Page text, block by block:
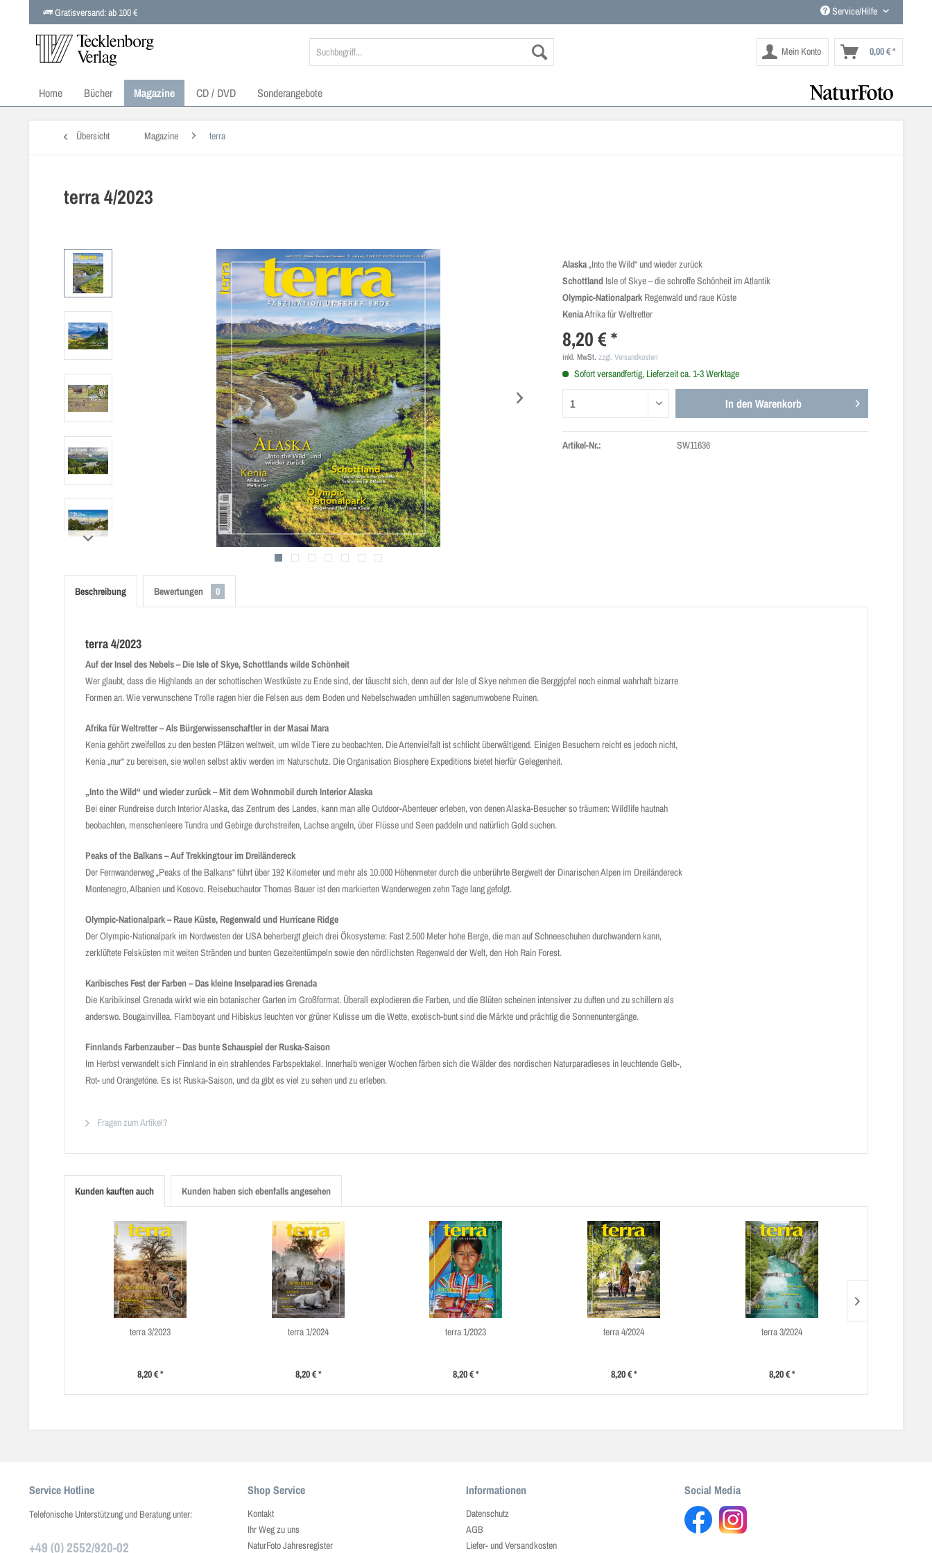
Gratisversand: ab 100 € Service/Hilfe
Mein Konto 0,00 € *
Home Bücher Magazine CD / DVD Sonderangebote
Übersicht Magazine terra
terra 4/2023
Alaska„Into the Wild“ und wieder zurück
Schottland Isle of Skye – die schroffe Schönheit im Atlantik
Olympic-Nationalpark Regenwald und raue Küste
KeniaAfrika für Weltretter
8,20 € *
inkl. MwSt.zzgl. Versandkosten
Sofort versandfertig, Lieferzeit ca. 1-3 Werktage
In den Warenkorb
Artikel-Nr.: SW11636
Beschreibung Bewertungen 0
terra 4/2023
Auf der Insel des Nebels – Die Isle of Skye, Schottlands wilde Schönheit
Wer glaubt, dass die Highlands an der schottischen Westküste zu Ende sind, der täuscht sich, denn auf der Isle of Skye nehmen die Berggipfel noch einmal wahrhaft bizarre
Formen an. Wie verwunschene Trolle ragen hier die Felsen aus dem Boden und Nebelschwaden umhüllen sagenumwobene Ruinen.
Afrika für Weltretter – Als Bürgerwissenschaftler in der Masai Mara
Kenia gehört zweifellos zu den besten Plätzen weltweit, um wilde Tiere zu beobachten. Die Artenvielfalt ist schlicht überwältigend. Einigen Besuchern reicht es jedoch nicht,
Kenia „nur“ zu bereisen, sie wollen selbst aktiv werden im Naturschutz. Die Organisation Biosphere Expeditions bietet hierfür Gelegenheit.
„Into the Wild“ und wieder zurück – Mit dem Wohnmobil durch Interior Alaska
Bei einer Rundreise durch Interior Alaska, das Zentrum des Landes, kann man alle Outdoor-Abenteuer erleben, von denen Alaska-Besucher so träumen: Wildlife hautnah
beobachten, menschenleere Tundra und Gebirge durch­streifen, Lachse angeln, über Flüsse und Seen paddeln und natürlich Gold suchen.
Peaks of the Balkans – Auf Trekkingtour im Dreiländereck
Der Fernwanderweg „Peaks of the Balkans“ führt über 192 Kilometer und mehr als 10.000 Höhenmeter durch die unberührte Bergwelt der Dinarischen Alpen im Dreiländereck
Montenegro, Albanien und Kosovo. Reisebuchautor Thomas Bauer ist den markierten Wanderwegen zehn Tage lang gefolgt.
Olympic-Nationalpark – Raue Küste, Regenwald und Hurricane Ridge
Der Olympic-Nationalpark im Nordwesten der USA beherbergt gleich drei Ökosysteme: Fast 2.500 Meter hohe Berge, die man auf Schnee­schuhen durchwandern kann,
zerklüftete Fels­küsten mit weiten Stränden und bunten Gezeitentümpeln sowie den nördlichsten Regenwald der Welt, den Hoh Rain Forest.
Karibisches Fest der Farben – Das kleine Inselparadies Grenada
Die Karibikinsel Grenada wirkt wie ein botanischer Garten im Großformat. Überall explo­dieren die Farben, und die Blüten scheinen intensiver zu duften und zu schillern als
anderswo. Bougain­villea, Flamboyant und Hibiskus leuchten vor grüner Kulisse um die Wette, exotisch-bunt sind die Märkte und prächtig die Sonnenuntergänge.
Finnlands Farbenzauber – Das bunte Schauspiel der Ruska-Saison
Im Herbst verwandelt sich Finnland in ein strahlendes Farbspektakel. Innerhalb weniger Wochen färben sich die Wälder des nordischen Naturparadieses in leuchtende Gelb-,
Rot- und Orangetöne. Es ist Ruska-Saison, und da gibt es viel zu sehen und zu erleben.
Fragen zum Artikel?
Kunden kauften auch Kunden haben sich ebenfalls angesehen
terra 3/2023
8,20 € *
terra 1/2024
8,20 € *
terra 1/2023
8,20 € *
terra 4/2024
8,20 € *
terra 3/2024
8,20 € *
Service Hotline
Telefonische Unterstützung und Beratung unter:
+49 (0) 2552/920-02
Shop Service
Kontakt
Ihr Weg zu uns
NaturFoto Jahresregister
Informationen
Datenschutz
AGB
Liefer- und Versandkosten
Social Media